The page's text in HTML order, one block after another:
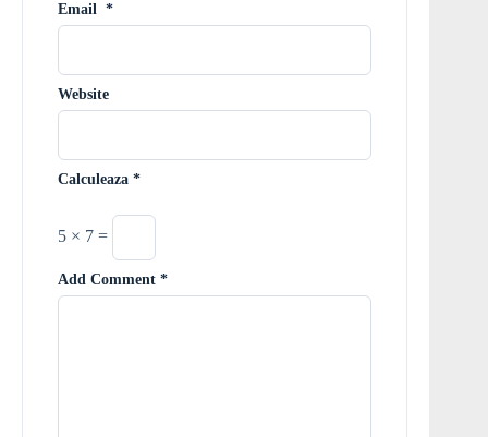
Email *
Website
Calculeaza *
5 × 7 =
Add Comment *